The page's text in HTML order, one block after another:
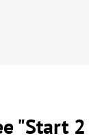
"Start 2